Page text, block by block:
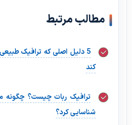
مطالب مرتبط
5 دلیل اصلی که ترافیک
کند
شناسایی کرد؟